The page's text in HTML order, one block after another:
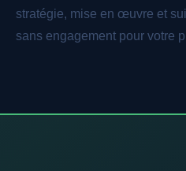
stratégie, mise en œuvre et
sans engagement pour votre